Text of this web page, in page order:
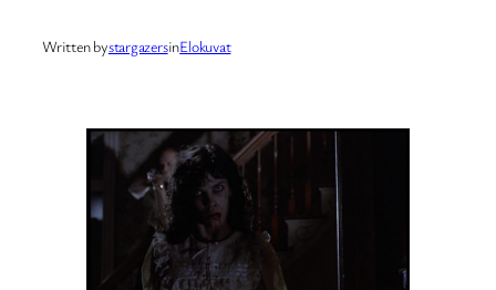
Written bystargazersinElokuvat